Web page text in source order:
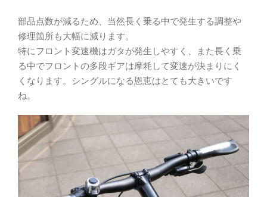
部品点数が減るため、当然長く乗る中で発生する調整や
修理箇所も大幅に減ります。
特にフロント変速機はガタが発生しやすく、また長く乗
る中でフロントの多段ギアは摩耗して変速が決まりにく
くなります。シングルになる恩恵はとても大きいです
ね。